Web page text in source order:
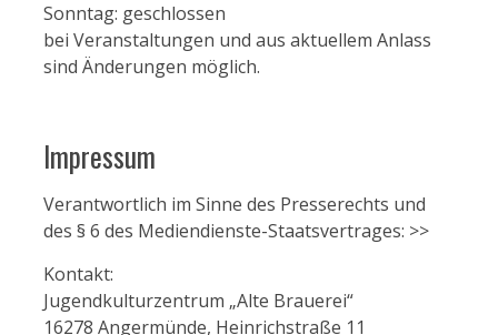
Sonntag: geschlossen
bei Veranstaltungen und aus aktuellem Anlass
sind Änderungen möglich.
Impressum
Verantwortlich im Sinne des Presserechts und
des § 6 des Mediendienste-Staatsvertrages: >>
Kontakt:
Jugendkulturzentrum „Alte Brauerei“
16278 Angermünde, Heinrichstraße 11